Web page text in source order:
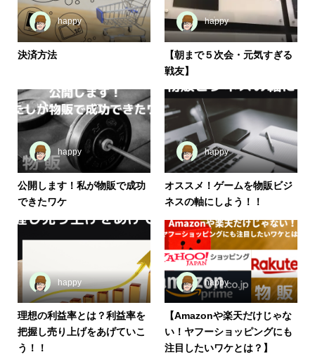
happy
決済方法
happy
【朝まで５次会・元気すぎる
戦友】
happy
公開します！私が物販で成功
できたワケ
happy
オススメ！ゲームを物販ビジ
ネスの軸にしよう！！
happy
理想の利益率とは？利益率を
把握し売り上げをあげていこ
う！！
happy
【Amazonや楽天だけじゃな
い！ヤフーショッピングにも
注目したいワケとは？】